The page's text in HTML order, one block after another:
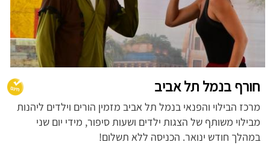
חורף בנמל תל אביב
מרכז הבילוי והפנאי בנמל תל אביב מזמין הורים וילדים ליהנות
מבילוי משותף של הצגות ילדים ושעות סיפור, מידי יום שני
במהלך חודש ינואר. הכניסה ללא תשלום!